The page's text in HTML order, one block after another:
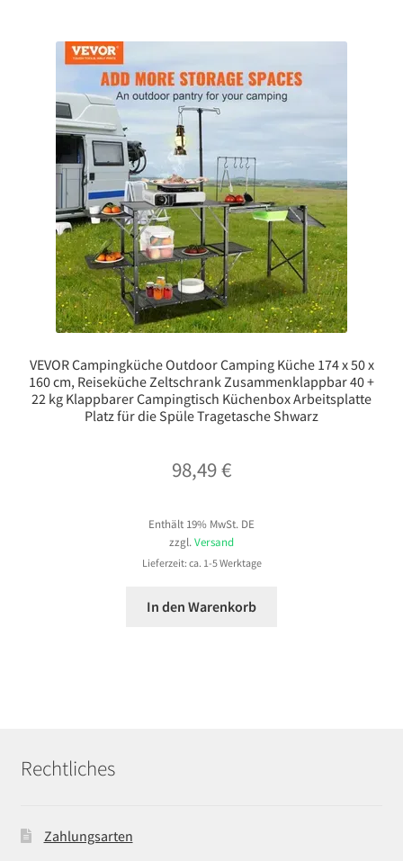
VEVOR Campingküche Outdoor Camping Küche 174 x 50 x
160 cm, Reiseküche Zeltschrank Zusammenklappbar 40 +
22 kg Klappbarer Campingtisch Küchenbox Arbeitsplatte
Platz für die Spüle Tragetasche Shwarz
98,49€
Enthält 19% MwSt. DE
zzgl. Versand
Lieferzeit: ca. 1-5 Werktage
In den Warenkorb
Rechtliches
Zahlungsarten